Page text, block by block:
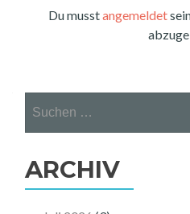
Du musstangemeldet
nach:
ARCHIV